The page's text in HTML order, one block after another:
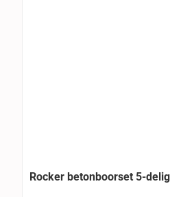
Rocker betonboorset 5-delig